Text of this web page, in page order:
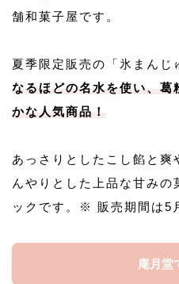
舗和菓子屋です。
夏季限定販売の「氷まんじ
なるほどの名水を使い、葛
かな人気商品！
あっさりとしたこし餡と爽
んやりとした上品な甘みの
ックです。※ 販売期間は5
庵月堂